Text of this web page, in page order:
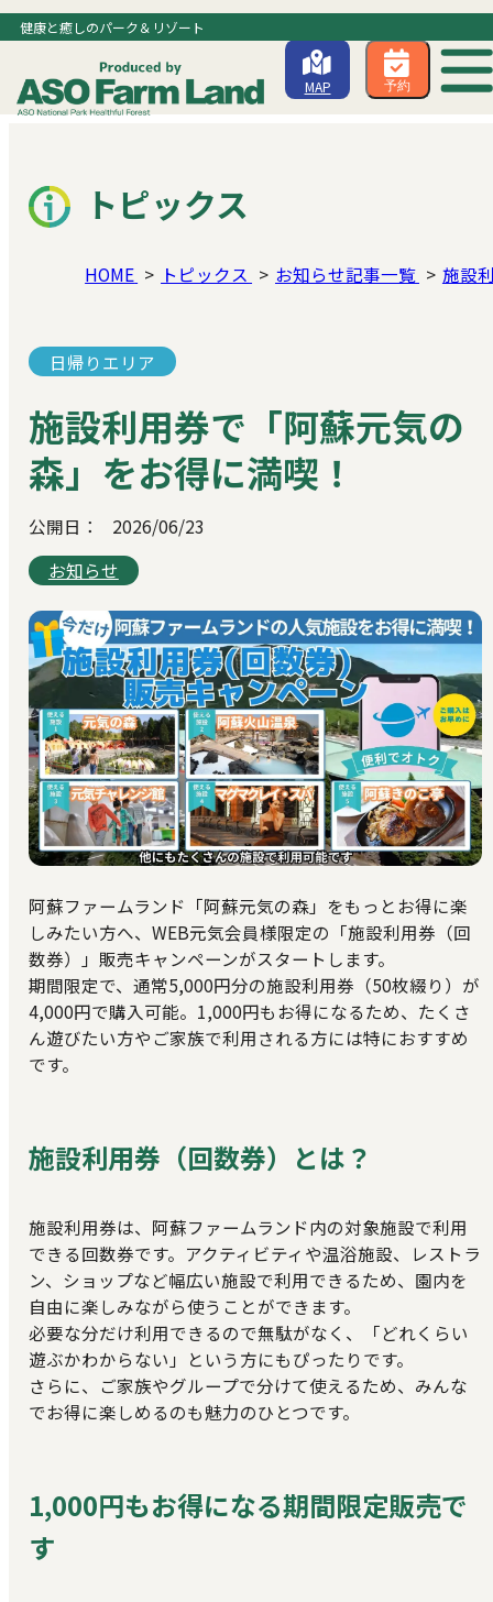
健康と癒しのパーク＆リゾート
MAP 予約
トピックス
HOME トピックス お知らせ記事一覧 施設
日帰りエリア
施設利用券で「阿蘇元気の
森」をお得に満喫！
公開日：
2026/06/23
お知らせ
阿蘇ファームランド「阿蘇元気の森」をもっとお得に楽
しみたい方へ、WEB元気会員様限定の「施設利用券（回
数券）」販売キャンペーンがスタートします。
期間限定で、通常5,000円分の施設利用券（50枚綴り）が
4,000円で購入可能。1,000円もお得になるため、たくさ
ん遊びたい方やご家族で利用される方には特におすすめ
です。
施設利用券（回数券）とは？
施設利用券は、阿蘇ファームランド内の対象施設で利用
できる回数券です。アクティビティや温浴施設、レストラ
ン、ショップなど幅広い施設で利用できるため、園内を
自由に楽しみながら使うことができます。
必要な分だけ利用できるので無駄がなく、「どれくらい
遊ぶかわからない」という方にもぴったりです。
さらに、ご家族やグループで分けて使えるため、みんな
でお得に楽しめるのも魅力のひとつです。
1,000円もお得になる期間限定販売で
す